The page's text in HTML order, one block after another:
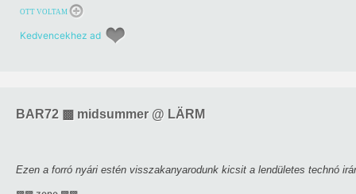
OTT VOLTAM
Kedvencekhez ad
BAR72 ▩ midsummer @ LÄRM
Ezen a forró nyári estén visszakanyarodunk kicsit a lendületes technó